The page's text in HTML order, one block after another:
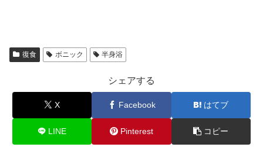
復食 ボニック 半身浴
シェアする
X Facebook はてブ
LINE Pinterest コピー